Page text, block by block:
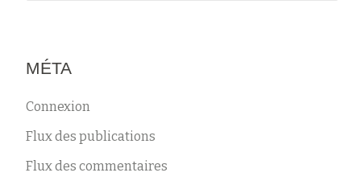
MÉTA
Connexion
Flux des publications
Flux des commentaires